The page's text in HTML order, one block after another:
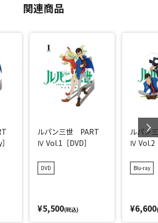
関連商品
ルパン三世 PART
Ⅳ Vol.1［DVD］
DVD
¥5,500(税込)
ルパン
Ⅳ Vol.2
Blu-ray
¥6,600